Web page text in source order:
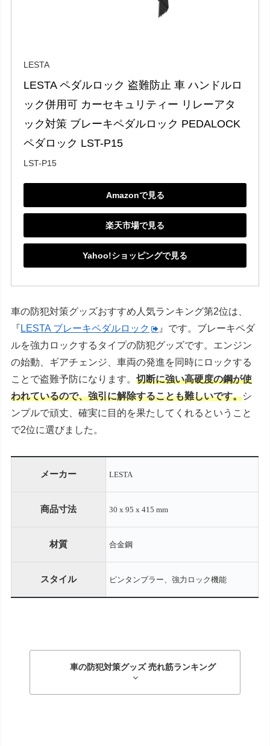
LESTA
LESTA ペダルロック 盗難防止 車 ハンドルロ
ック併用可 カーセキュリティー リレーアタ
ック対策 ブレーキペダルロック PEDALOCK
ペダロック LST-P15
LST-P15
Amazonで見る
楽天市場で見る
Yahoo!ショッピングで見る
車の防犯対策グッズおすすめ人気ランキング第2位は、
『 LESTA ブレーキペダルロック
』です。ブレーキペダ
ルを強力ロックするタイプの防犯グッズです。エンジン
の始動、ギアチェンジ、車両の発進を同時にロックする
ことで盗難予防になります。切断に強い高硬度の鋼が使
われているので、強引に解除することも難しいです。シ
ンプルで頑丈、確実に目的を果たしてくれるということ
で2位に選びました。
メーカー LESTA
商品寸法 30 x 95 x 415 mm
材質 合金鋼
スタイル ピンタンブラー、強力ロック機能
車の防犯対策グッズ 売れ筋ランキング